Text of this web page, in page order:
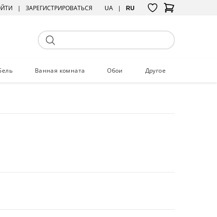
ЗАРЕГИСТРИРОВАТЬСЯ UA RU
Ванная комната Обои Другое